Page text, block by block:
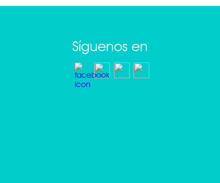
Síguenos en